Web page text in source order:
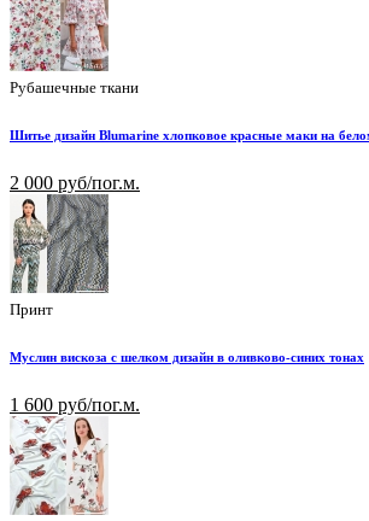
Рубашечные ткани
Шитье дизайн Blumarine хлопковое красные маки на
2 000 руб/пог.м.
Принт
Муслин вискоза с шелком дизайн в оливково-синих тонах
1 600 руб/пог.м.